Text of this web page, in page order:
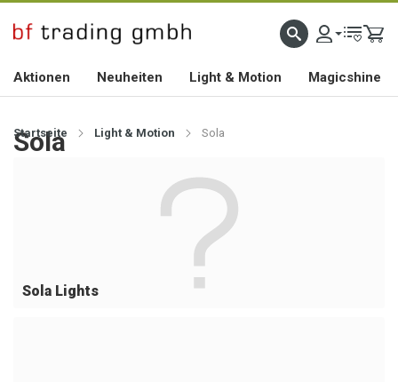
HOCHWERTIGES BIKEZUBEHÖR SEIT 2010
Aktionen Neuheiten Light & Motion Magicshine
Startseite Light & Motion Sola
Sola
Sola Lights